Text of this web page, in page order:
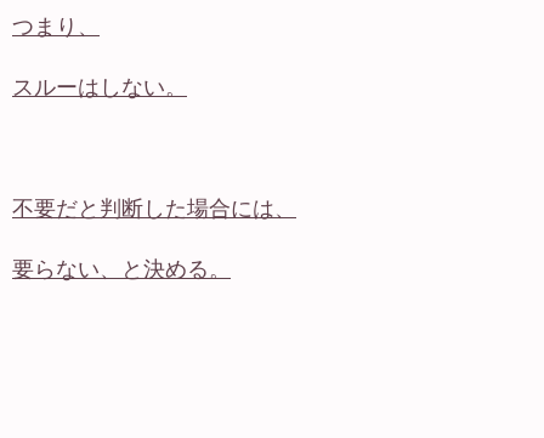
つまり、
スルーはしない。
不要だと判断した場合には、
要らない、と決める。